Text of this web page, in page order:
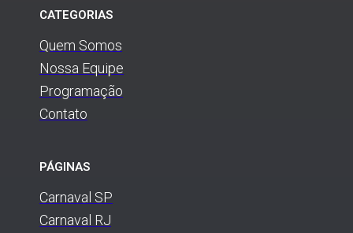
CATEGORIAS
Quem Somos
Nossa Equipe
Programação
Contato
PÁGINAS
Carnaval SP
Carnaval RJ